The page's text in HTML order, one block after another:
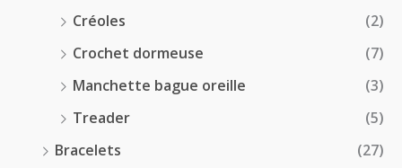
Créoles
(2)
Crochet dormeuse
(7)
Manchette bague oreille
(3)
Treader
(5)
Bracelets
(27)